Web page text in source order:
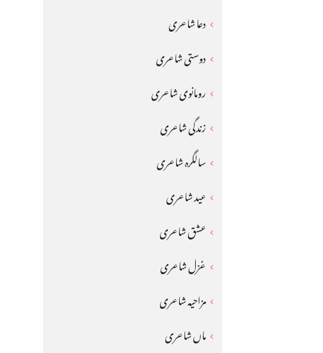
دعا شاعری
دوستی شاعری
رومانوی شاعری
زندگی شاعری
سالگرہ شاعری
عید شاعری
عشق شاعری
غزل شاعری
مزاحیہ شاعری
ماں شاعری